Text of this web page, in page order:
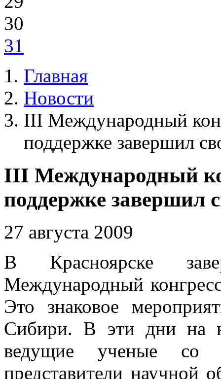
30
31
Главная
Новости
III Международный
поддержке завершил
III Международный
поддержке завершил
27 августа 2009
В Красноярске
Международный
Это знаковое
Сибири. В эти дни на
ведущие ученые со
представители научной